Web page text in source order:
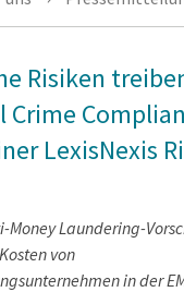
Risiken
Crime
LexisNexis
Money Laundering-
von
in der